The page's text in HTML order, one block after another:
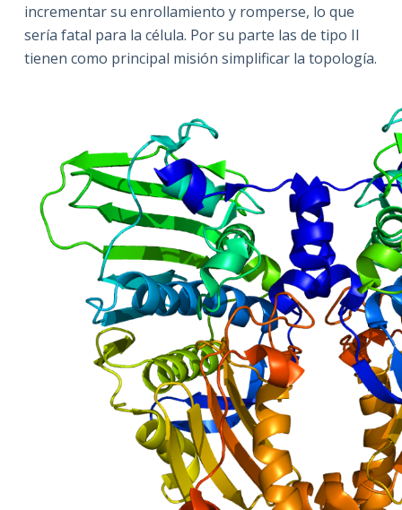
incrementar su enrollamiento y romperse, lo que
sería fatal para la célula. Por su parte las de tipo II
tienen como principal misión simplificar la topología.